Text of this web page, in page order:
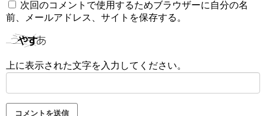
次回のコメントで使用するためブラウザーに自分の名
前、メールアドレス、サイトを保存する。
上に表示された文字を入力してください。